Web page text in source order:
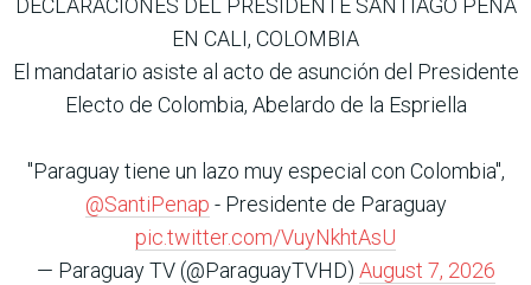
DECLARACIONES DEL PRESIDENTE SANTIAGO PEÑA
EN CALI, COLOMBIA
El mandatario asiste al acto de asunción del Presidente
Electo de Colombia, Abelardo de la Espriella
"Paraguay tiene un lazo muy especial con Colombia",
@SantiPenap - Presidente de Paraguay
pic.twitter.com/VuyNkhtAsU
— Paraguay TV (@ParaguayTVHD) August 7, 2026